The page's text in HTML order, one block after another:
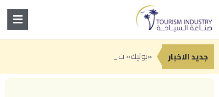
جديد الاخبار «بوتيك» تطلق الهوية البص